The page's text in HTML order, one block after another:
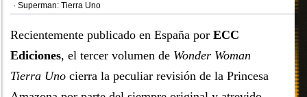
· Superman: Tierra Uno
Recientemente publicado en España por ECC
Ediciones, el tercer volumen de Wonder Woman
Tierra Uno cierra la peculiar revisión de la Princesa